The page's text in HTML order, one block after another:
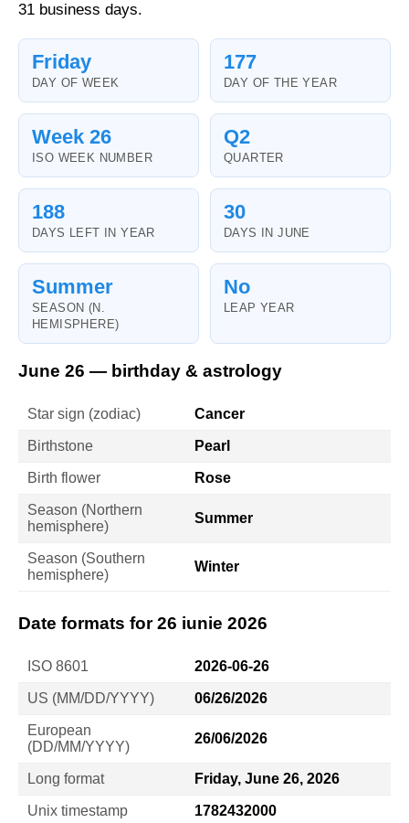
31 business days.
Friday
DAY OF WEEK
177
DAY OF THE YEAR
Week 26
ISO WEEK NUMBER
Q2
QUARTER
188
DAYS LEFT IN YEAR
30
DAYS IN JUNE
Summer
SEASON (N.
HEMISPHERE)
No
LEAP YEAR
June 26 — birthday & astrology
Star sign (zodiac) Cancer
Birthstone Pearl
Birth flower Rose
Season (Northern
hemisphere)
Summer
Season (Southern
hemisphere)
Winter
Date formats for 26 iunie 2026
ISO 8601 2026-06-26
US (MM/DD/YYYY) 06/26/2026
European
(DD/MM/YYYY)
26/06/2026
Long format Friday, June 26, 2026
Unix timestamp 1782432000